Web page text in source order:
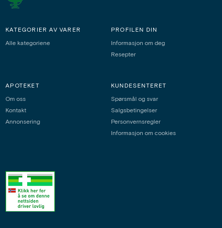
KATEGORIER AV VARER
Alle kategoriene
PROFILEN DIN
Informasjon om deg
Resepter
APOTEKET
Om oss
Kontakt
Annonsering
KUNDESENTERET
Spørsmål og svar
Salgsbetingelser
Personvernsregler
Informasjon om cookies